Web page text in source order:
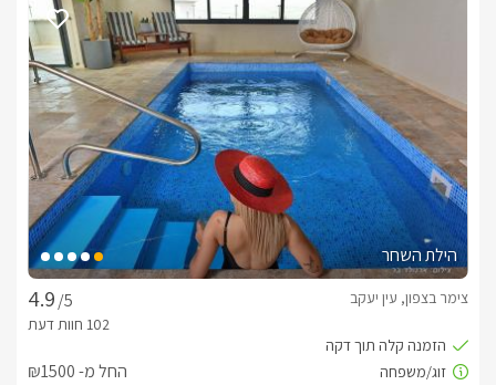
הילת השחר
/5
צימר בצפון, עין יעקב
החל מ- ₪1500